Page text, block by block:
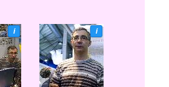
i i